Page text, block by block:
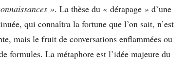
». La thèse du « dérapage » d’une
qui connaîtra la fortune que l’on sait, n’est
mais le fruit de conversations enflammées ou
formules. La métaphore est l’idée majeure du